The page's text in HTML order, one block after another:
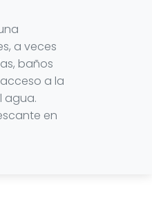
a veces
baños
a la
agua.
en